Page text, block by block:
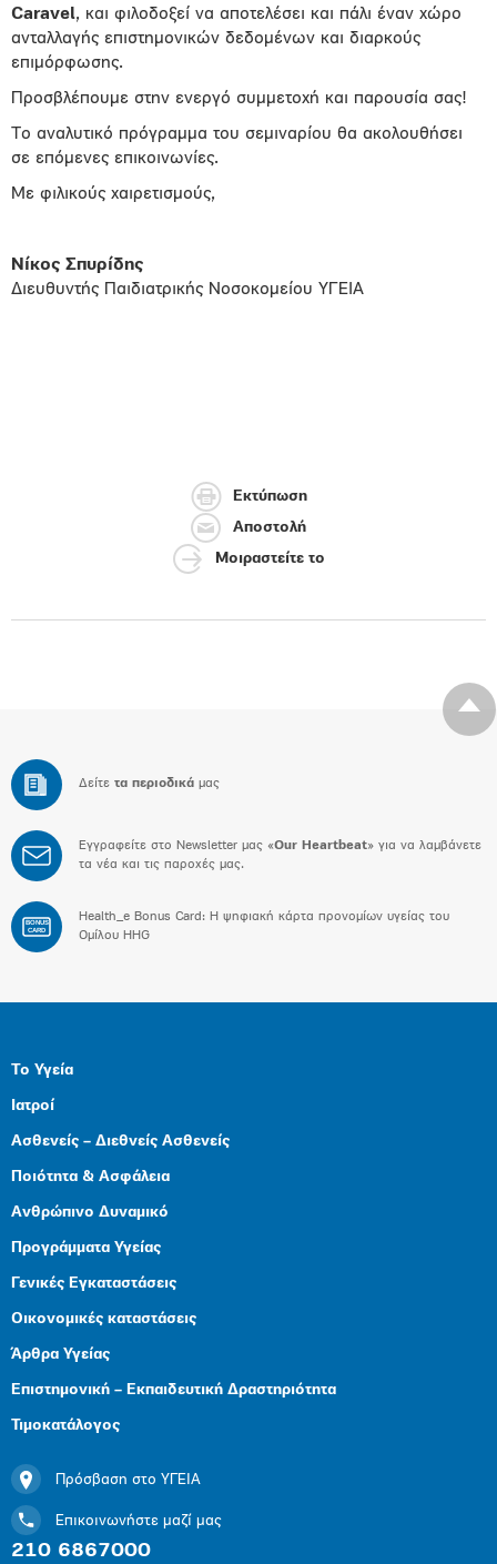
Caravel, και φιλοδοξεί να αποτελέσει και πάλι έναν χώρο
ανταλλαγής επιστημονικών δεδομένων και διαρκούς
επιμόρφωσης.
Προσβλέπουμε στην ενεργό συμμετοχή και παρουσία σας!
Το αναλυτικό πρόγραμμα του σεμιναρίου θα ακολουθήσει
σε επόμενες επικοινωνίες.
Με φιλικούς χαιρετισμούς,
Νίκος Σπυρίδης
Διευθυντής Παιδιατρικής Νοσοκομείου ΥΓΕΙΑ
Εκτύπωση
Αποστολή
Μοιραστείτε το
Δείτε τα περιοδικά μας
Εγγραφείτε στο Newsletter μας «Our Heartbeat» για να λαμβάνετε
τα νέα και τις παροχές μας.
BONUS
CARD
Health_e Bonus Card: H ψηφιακή κάρτα προνομίων υγείας του
Ομίλου HHG
Το Υγεία
Ιατροί
Ασθενείς – Διεθνείς Ασθενείς
Ποιότητα & Ασφάλεια
Ανθρώπινο Δυναμικό
Προγράμματα Υγείας
Γενικές Εγκαταστάσεις
Οικονομικές καταστάσεις
Άρθρα Υγείας
Επιστημονική – Εκπαιδευτική Δραστηριότητα
Τιμοκατάλογος
Πρόσβαση στο ΥΓΕΙΑ
Επικοινωνήστε μαζί μας
210 6867000